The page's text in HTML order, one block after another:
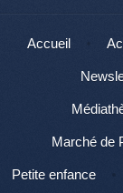
Menu
Aller au contenu
Accueil
Marché de
Petite enfance